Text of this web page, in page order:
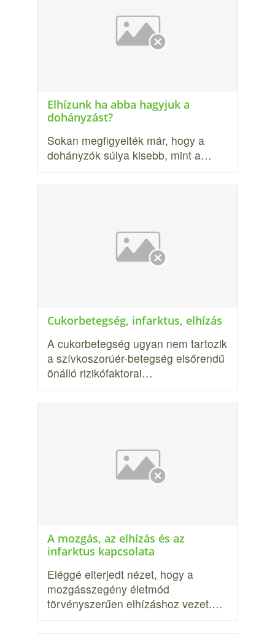
Elhízunk ha abba hagyjuk a
dohányzást?
Sokan megfigyelték már, hogy a
dohányzók súlya kisebb, mint a…
Cukorbetegség, infarktus, elhízás
A cukorbetegség ugyan nem tartozik
a szívkoszorú­ér-betegség elsőrendű
önálló rizikófaktorai…
A mozgás, az elhízás és az
infarktus kapcsolata
Eléggé elterjedt nézet, hogy a
mozgásszegény élet­mód
törvényszerűen elhízáshoz vezet.…